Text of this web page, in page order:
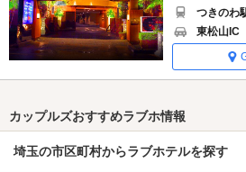
つきのわ
東松山IC
カップルズおすすめラブホ情報
埼玉の市区町村からラブホテルを探す